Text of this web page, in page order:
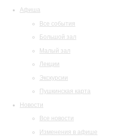
Афиша
Все события
Большой зал
Малый зал
Лекции
Экскурсии
Пушкинская карта
Новости
Все новости
Изменения в афише